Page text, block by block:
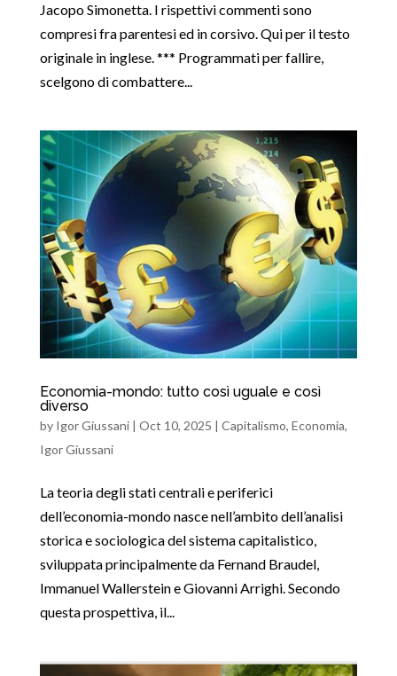
Jacopo Simonetta. I rispettivi commenti sono
compresi fra parentesi ed in corsivo. Qui per il testo
originale in inglese. *** Programmati per fallire,
scelgono di combattere...
Economia-mondo: tutto così uguale e così
diverso
by Igor Giussani| Oct 10, 2025 | Capitalismo, Economia,
Igor Giussani
La teoria degli stati centrali e periferici
dell’economia-mondo nasce nell’ambito dell’analisi
storica e sociologica del sistema capitalistico,
sviluppata principalmente da Fernand Braudel,
Immanuel Wallerstein e Giovanni Arrighi. Secondo
questa prospettiva, il...